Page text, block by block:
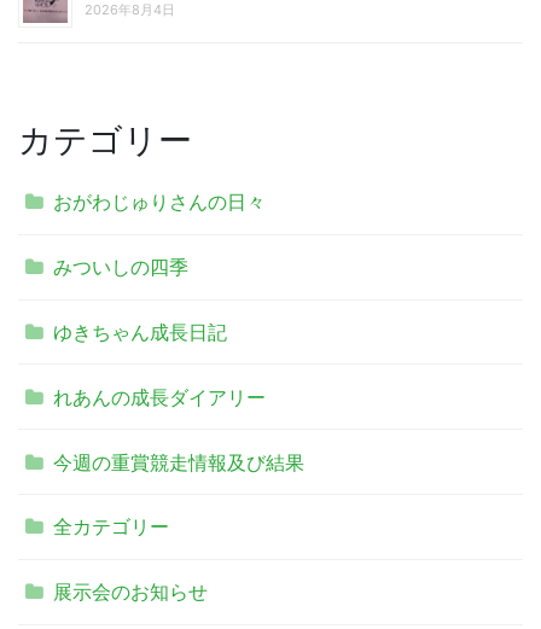
2026年8月4日
カテゴリー
おがわじゅりさんの日々
みついしの四季
ゆきちゃん成長日記
れあんの成長ダイアリー
今週の重賞競走情報及び結果
全カテゴリー
展示会のお知らせ